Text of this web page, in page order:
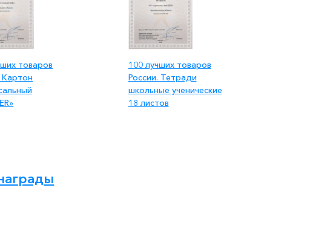
товаров
Картон
100 лучших товаров
России. Тетради
школьные ученические
18 листов